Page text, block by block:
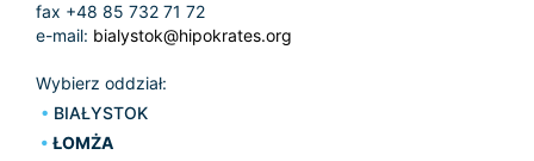
fax +48 85 732 71 72
e-mail: bialystok@hipokrates.org
Wybierz oddział:
BIAŁYSTOK
ŁOMŻA